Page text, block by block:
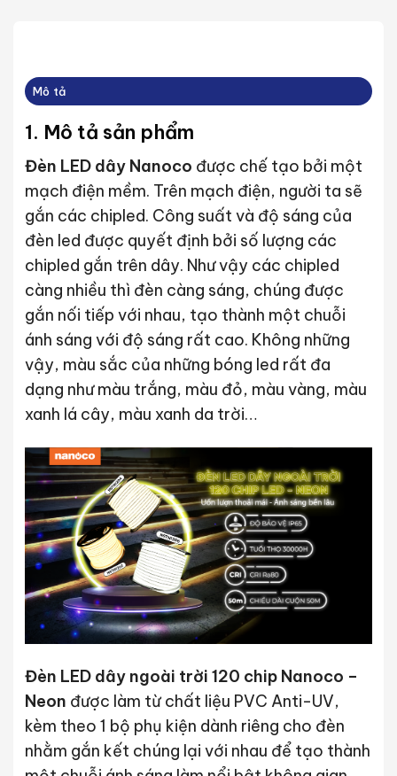
Mô tả
1. Mô tả sản phẩm
Đèn LED dây Nanoco được chế tạo bởi một
mạch điện mềm. Trên mạch điện, người ta sẽ
gắn các chipled. Công suất và độ sáng của
đèn led được quyết định bởi số lượng các
chipled gắn trên dây. Như vậy các chipled
càng nhiều thì đèn càng sáng, chúng được
gắn nối tiếp với nhau, tạo thành một chuỗi
ánh sáng với độ sáng rất cao. Không những
vậy, màu sắc của những bóng led rất đa
dạng như màu trắng, màu đỏ, màu vàng, màu
xanh lá cây, màu xanh da trời…
Đèn LED dây ngoài trời 120 chip Nanoco –
Neon được làm từ chất liệu PVC Anti-UV,
kèm theo 1 bộ phụ kiện dành riêng cho đèn
nhằm gắn kết chúng lại với nhau để tạo thành